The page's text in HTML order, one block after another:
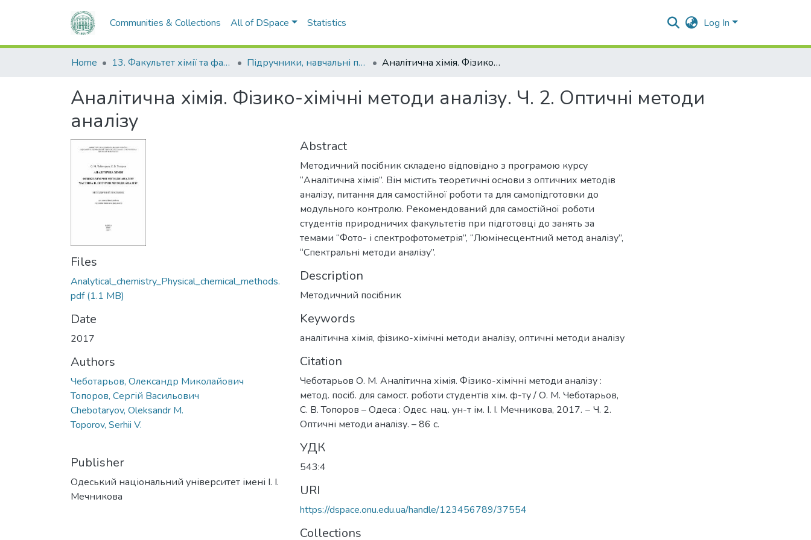
Communities & Collections All of DSpace Statistics Log In
Home 13. Факультет хімії та фармації Підручники, навчальні посібники та інші науково- та навчально-методичні праці ФХФ Аналітична хімія. Фізико-хімічні методи аналізу. Ч. 2. Оптичні методи аналізу
Аналітична хімія. Фізико-хімічні методи аналізу. Ч. 2. Оптичні методи
аналізу
Files
Analytical_chemistry_Physical_chemical_methods.
pdf(1.1 MB)
Date
2017
Authors
Чеботарьов, Олександр Миколайович
Топоров, Сергій Васильович
Chebotaryov, Oleksandr M.
Toporov, Serhii V.
Publisher
Одеський національний університет імені І. І.
Мечникова
Abstract
Методичний посібник складено відповідно з програмою курсу
“Аналітична хімія”. Він містить теоретичні основи з оптичних методів
аналізу, питання для самостійної роботи та для самопідготовки до
модульного контролю. Рекомендований для самостійної роботи
студентів природничих факультетів при підготовці до занять за
темами “Фото- і спектрофотометрія”, “Люмінесцентний метод аналізу”,
“Спектральні методи аналізу”.
Description
Методичний посібник
Keywords
аналітична хімія, фізико-хімічні методи аналізу, оптичні методи аналізу
Citation
Чеботарьов О. М. Аналітична хімія. Фізико-хімічні методи аналізу :
метод. посіб. для самост. роботи студентів хім. ф-ту / О. М. Чеботарьов,
С. В. Топоров – Одеса : Одес. нац. ун-т ім. І. І. Мечникова, 2017. − Ч. 2.
Оптичні методи аналізу. – 86 c.
УДК
543:4
URI
https://dspace.onu.edu.ua/handle/123456789/37554
Collections